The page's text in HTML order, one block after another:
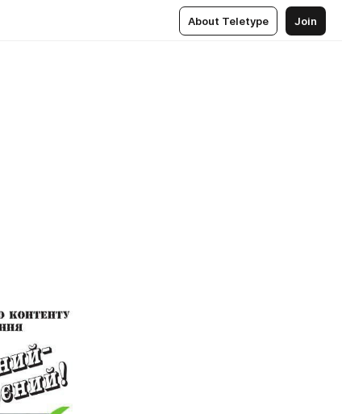
About Teletype Join